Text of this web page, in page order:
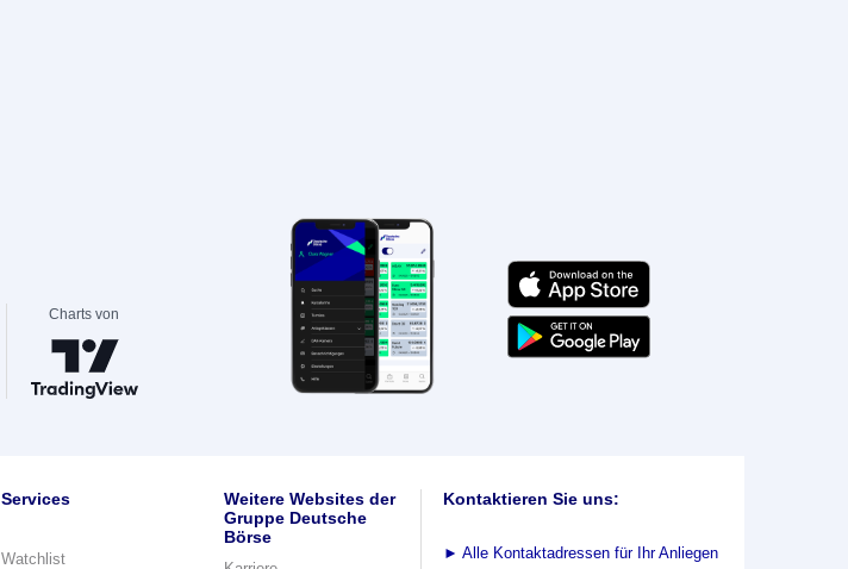
Charts von
Services
Watchlist
Weitere Websites der
Gruppe Deutsche
Börse
Kontaktieren Sie uns:
► Alle Kontaktadressen für Ihr Anliegen